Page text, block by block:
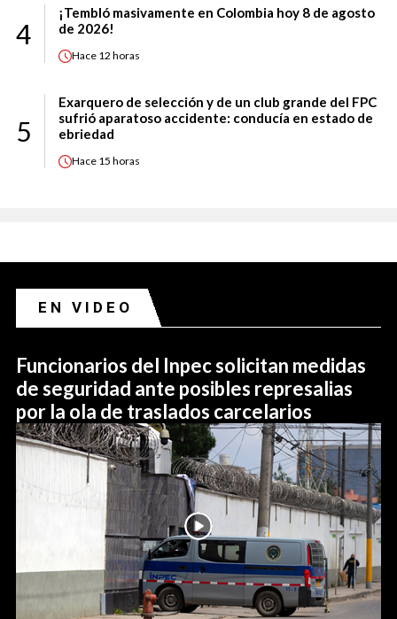
4
¡Tembló masivamente en Colombia hoy 8 de agosto
de 2026!
Hace 12 horas
5
Exarquero de selección y de un club grande del FPC
sufrió aparatoso accidente: conducía en estado de
ebriedad
Hace 15 horas
EN VIDEO
Funcionarios del Inpec solicitan medidas
de seguridad ante posibles represalias
por la ola de traslados carcelarios